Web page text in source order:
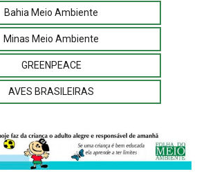
Bahia Meio Ambiente
Minas Meio Ambiente
GREENPEACE
AVES BRASILEIRAS